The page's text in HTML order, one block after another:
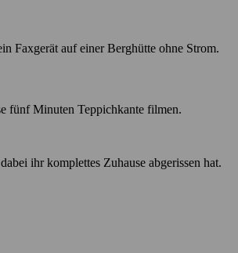
Faxgerät auf einer Berghütte ohne Strom.
fünf Minuten Teppichkante filmen.
ihr komplettes Zuhause abgerissen hat.